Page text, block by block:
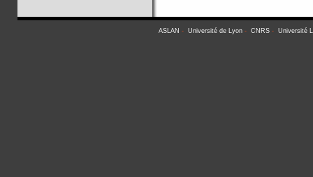
ASLAN - Université de Lyon- CNRS- Université